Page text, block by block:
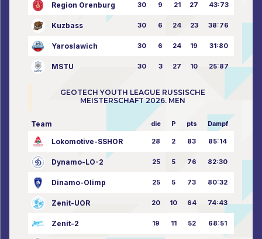
Region Orenburg 30 9 21 27 43:73
Kuzbass 30 6 24 23 38:76
Yaroslawich 30 6 24 19 31:80
MSTU 30 3 27 10 25:87
GEOTECH YOUTH LEAGUE RUSSISCHE
MEISTERSCHAFT 2026. MEN
Team die P pts Dampf
Lokomotive-SSHOR 28 2 83 85:14
Dynamo-LO-2 25 5 76 82:30
Dinamo-Olimp 25 5 73 80:32
Zenit-UOR 20 10 64 74:43
Zenit-2 19 11 52 68:51